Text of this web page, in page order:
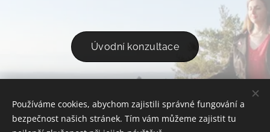
Úvodní konzultace
REFERENCE KONTAKT
OCHRANA OSOBNÍCH ÚDAJŮ
OBCHODNÍ PODMÍNKY
Používáme cookies, abychom zajistili správné fungování a
bezpečnost našich stránek. Tím vám můžeme zajistit tu